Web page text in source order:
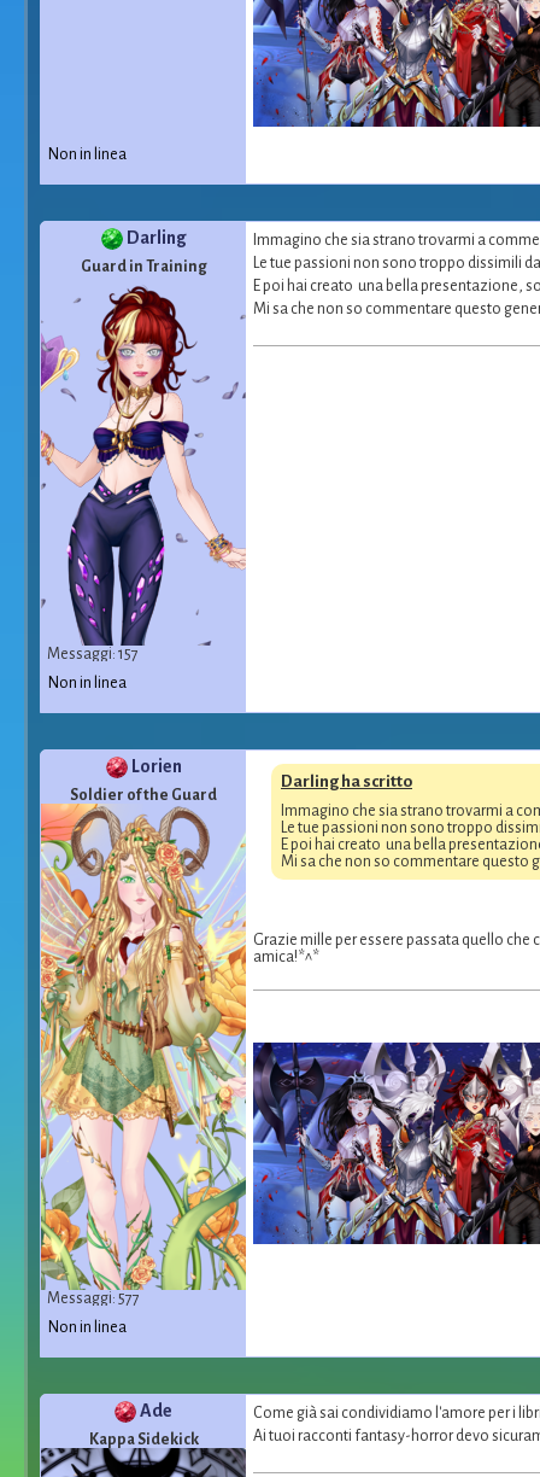
Non in linea
Darling
Guard in Training
Messaggi: 157
Immagino che sia strano trovarmi a
Le tue passioni non sono troppo dissimili
E poi hai creato una bella presentazione,
Mi sa che non so commentare questo
Non in linea
Lorien
Soldier of the Guard
Messaggi: 577
Darling ha scritto
Immagino che sia strano trovarmi a
Le tue passioni non sono troppo
E poi hai creato una bella
Mi sa che non so commentare questo
Grazie mille per essere passata quello
amica!*^*
Non in linea
Ade
Kappa Sidekick
Come già sai condividiamo l'amore per i
Ai tuoi racconti fantasy-horror devo